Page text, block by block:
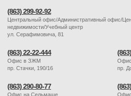
(863) 299-92-92
Центральный офис/Административный офис/
недвижимости/Учебный центр
ул. Серафимовича, 81
(863) 22-22-444
Офис в ЗЖМ
пр. Стачки, 190/16
пр.
(863) 290-80-77
Офис на Сельмаше
Офис